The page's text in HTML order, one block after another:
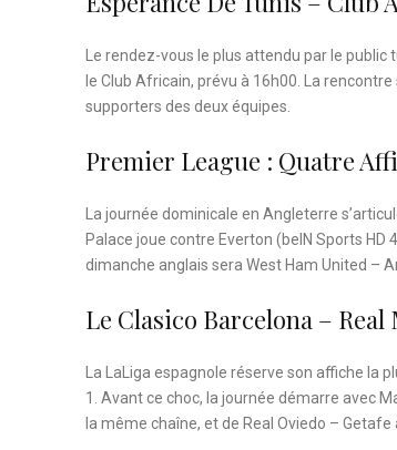
Le rendez-vous le plus attendu par le
le Club Africain, prévu à 16h00. La
supporters des deux équipes.
Premier League : Quatre
La journée dominicale en Angleterre
Palace joue contre Everton (beIN Sports
dimanche anglais sera West Ham United –
Le Clasico Barcelona –
La LaLiga espagnole réserve son affiche la
1. Avant ce choc, la journée démarre avec
la même chaîne, et de Real Oviedo – Getafe